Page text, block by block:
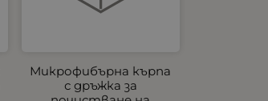
Микрофибърна кърпа
с дръжка за